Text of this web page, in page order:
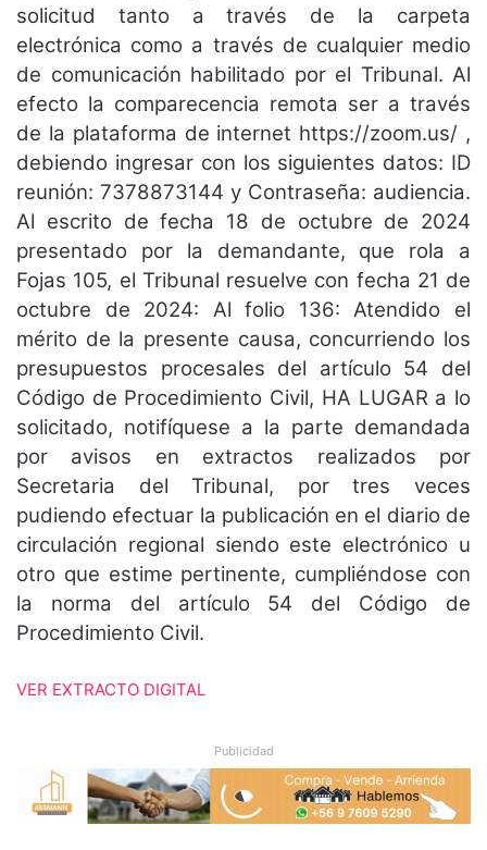
solicitud tanto a través de la carpeta
electrónica como a través de cualquier medio
de comunicación habilitado por el Tribunal. Al
efecto la comparecencia remota ser a través
de la plataforma de internet https://zoom.us/ ,
debiendo ingresar con los siguientes datos: ID
reunión: 7378873144 y Contraseña: audiencia.
Al escrito de fecha 18 de octubre de 2024
presentado por la demandante, que rola a
Fojas 105, el Tribunal resuelve con fecha 21 de
octubre de 2024: Al folio 136: Atendido el
mérito de la presente causa, concurriendo los
presupuestos procesales del artículo 54 del
Código de Procedimiento Civil, HA LUGAR a lo
solicitado, notifíquese a la parte demandada
por avisos en extractos realizados por
Secretaria del Tribunal, por tres veces
pudiendo efectuar la publicación en el diario de
circulación regional siendo este electrónico u
otro que estime pertinente, cumpliéndose con
la norma del artículo 54 del Código de
Procedimiento Civil.
VER EXTRACTO DIGITAL
Publicidad